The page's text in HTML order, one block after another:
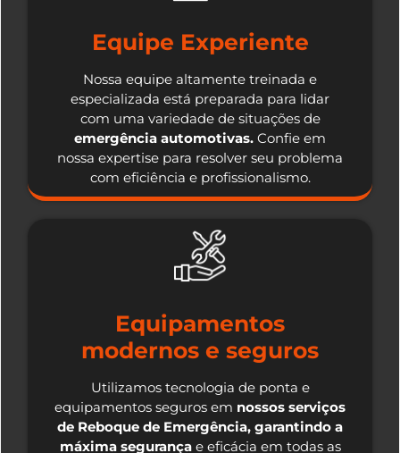
Equipe Experiente
Nossa equipe altamente treinada e
especializada está preparada para lidar
com uma variedade de situações de
emergência automotivas. Confie em
nossa expertise para resolver seu problema
com eficiência e profissionalismo.
Equipamentos
modernos e seguros
Utilizamos tecnologia de ponta e
equipamentos seguros em nossos serviços
de Reboque de Emergência, garantindo a
máxima segurançae eficácia em todas as